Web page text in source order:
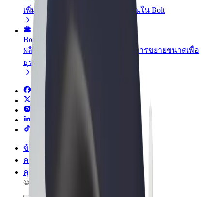
เพิ่มรายได้ด้วยการเพิ่มฟลีทของคุณใน Bolt
Bolt for Business
ผลิตภัณฑ์และบริการของ Bolt ที่มีการขยายขนาดเพื่อ
ธุรกิจของคุณ
ข้อกำหนด และเงื่อนไข
ความเป็นส่วนตัว
คุกกี้
© 2026 Bolt Technology OÜ